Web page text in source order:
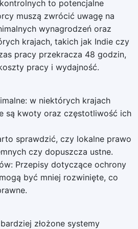
to potencjalne
muszą zwrócić uwagę na
wynagrodzeń oraz
krajach, takich jak Indie czy
pracy przekracza 48 godzin,
pracy i wydajność.
w niektórych krajach
są kwoty oraz częstotliwość ich
sprawdzić, czy lokalne prawo
czy dopuszcza ustne.
Przepisy dotyczące ochrony
być mniej rozwinięte, co
złożone systemy